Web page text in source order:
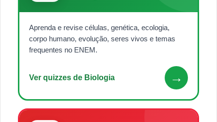
Aprenda e revise células, genética, ecologia,
corpo humano, evolução, seres vivos e temas
frequentes no ENEM.
Ver quizzes de Biologia →